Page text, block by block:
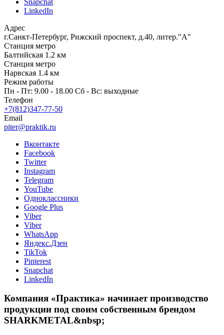
LinkedIn
Адрес
г.Санкт-Петербург, Рижский проспект, д.40, литер."А"
Станция метро
Балтийская 1.2 км
Станция метро
Нарвская 1.4 км
Режим работы
Пн - Пт: 9.00 - 18.00 Сб - Вс: выходные
Телефон
+7(812)347-77-50
Email
piter@praktik.ru
Вконтакте
Facebook
Twitter
Instagram
Telegram
YouTube
Одноклассники
Google Plus
Viber
Viber
WhatsApp
Яндекс.Дзен
TikTok
Pinterest
Snapchat
LinkedIn
Компания «Практика» начинает производство
продукции под своим собственным брендом
SHARKMETAL&nbsp;